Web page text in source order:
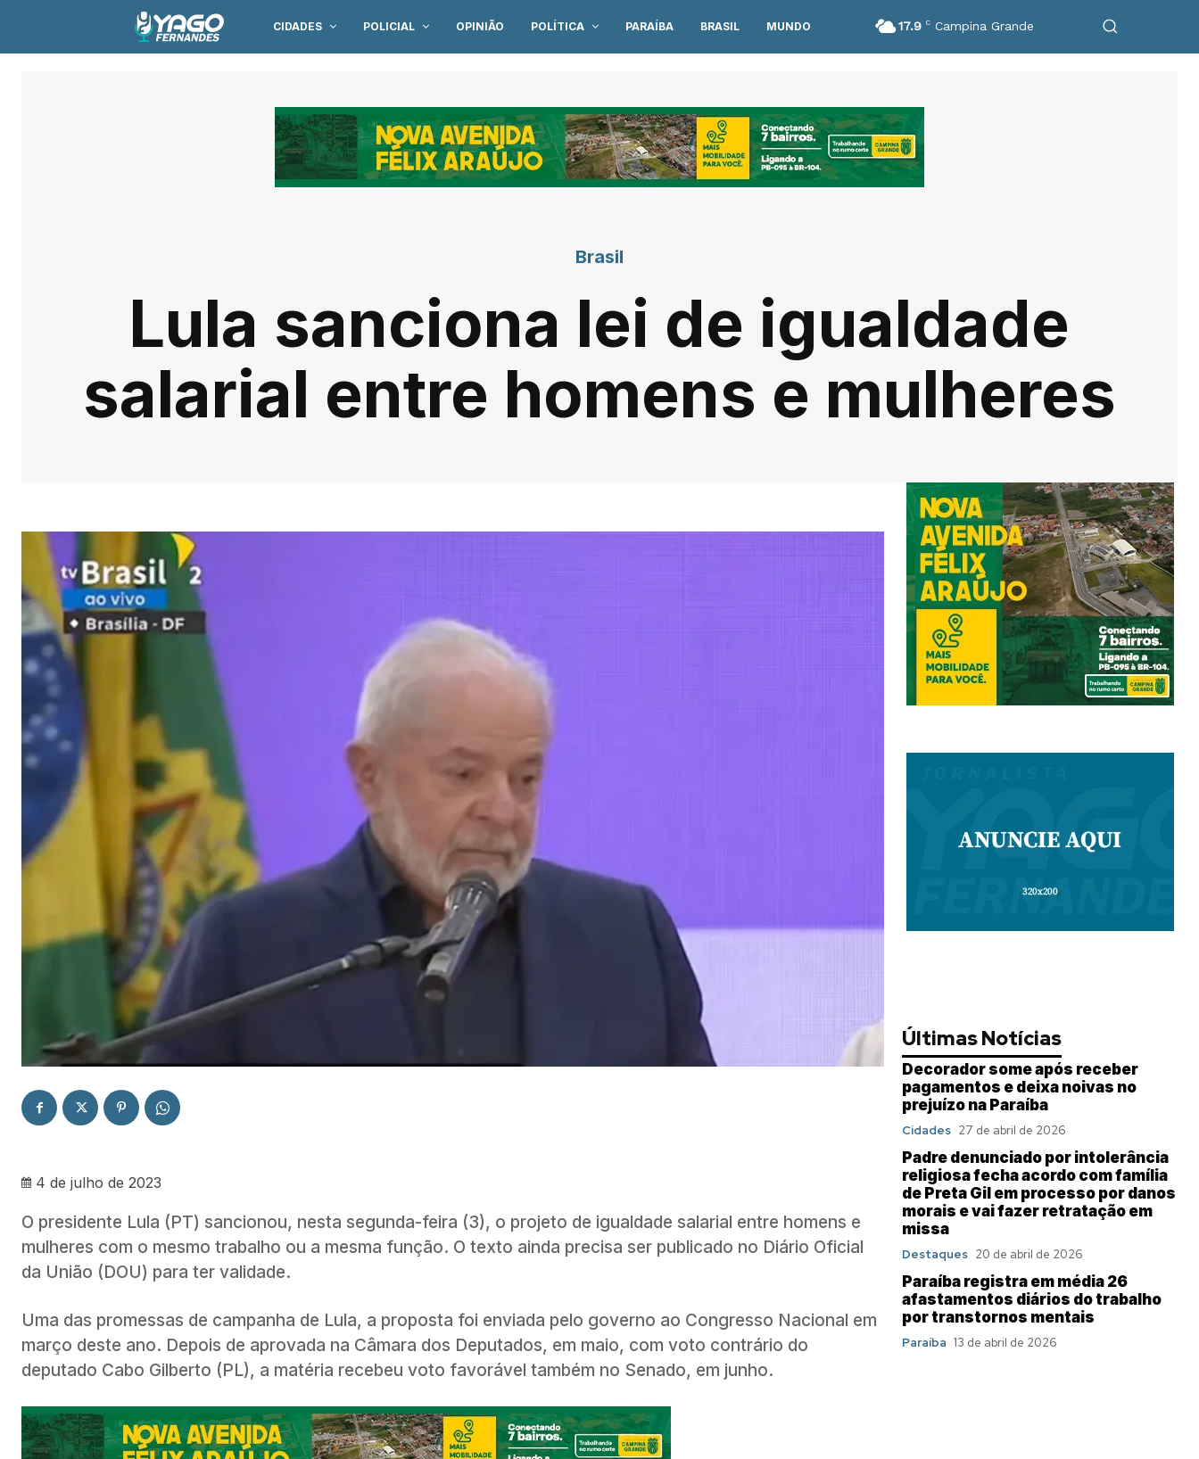
CIDADES POLICIAL OPINIÃO POLÍTICA PARAÍBA BRASIL MUNDO 17.9 C Campina Grande
Brasil
Lula sanciona lei de igualdade
salarial entre homens e mulheres
4 de julho de 2023
O presidente Lula (PT) sancionou, nesta segunda-feira (3), o projeto de igualdade salarial entre homens e
mulheres com o mesmo trabalho ou a mesma função. O texto ainda precisa ser publicado no Diário Oficial
da União (DOU) para ter validade.
Uma das promessas de campanha de Lula, a proposta foi enviada pelo governo ao Congresso Nacional em
março deste ano. Depois de aprovada na Câmara dos Deputados, em maio, com voto contrário do
deputado Cabo Gilberto (PL), a matéria recebeu voto favorável também no Senado, em junho.
Últimas Notícias
Decorador some após receber
pagamentos e deixa noivas no
prejuízo na Paraíba
Cidades 27 de abril de 2026
Padre denunciado por intolerância
religiosa fecha acordo com família
de Preta Gil em processo por danos
morais e vai fazer retratação em
missa
Destaques 20 de abril de 2026
Paraíba registra em média 26
afastamentos diários do trabalho
por transtornos mentais
Paraíba 13 de abril de 2026